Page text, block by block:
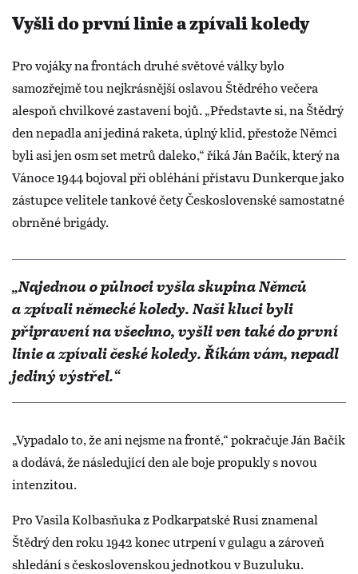
Vyšli do první linie a zpívali koledy
Pro vojáky na frontách druhé světové války bylo
samozřejmě tou nejkrásnější oslavou Štědrého večera
alespoň chvilkové zastavení bojů. „Představte si, na Štědrý
den nepadla ani jediná raketa, úplný klid, přestože Němci
byli asi jen osm set metrů daleko,“ říká Ján Bačík, který na
Vánoce 1944 bojoval při obléhání přístavu Dunkerque jako
zástupce velitele tankové čety Československé samostatné
obrněné brigády.
„Najednou o půlnoci vyšla skupina Němců
a zpívali německé koledy. Naši kluci byli
připravení na všechno, vyšli ven také do první
linie a zpívali české koledy. Říkám vám, nepadl
jediný výstřel.“
„Vypadalo to, že ani nejsme na frontě,“ pokračuje Ján Bačík
a dodává, že následující den ale boje propukly s novou
intenzitou.
Pro Vasila Kolbasňuka z Podkarpatské Rusi znamenal
Štědrý den roku 1942 konec utrpení v gulagu a zároveň
shledání s československou jednotkou v Buzuluku.